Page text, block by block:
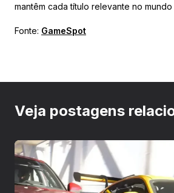
mantêm cada título relevante no
Fonte: GameSpot
Veja postagens